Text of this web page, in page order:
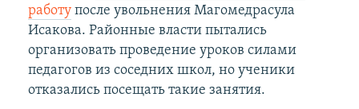
работупосле увольнения Магомедрасула
Исакова. Районные власти пытались
организовать проведение уроков силами
педагогов из соседних школ, но ученики
отказались посещать такие занятия.